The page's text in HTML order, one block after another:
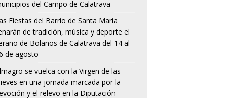
del Campo de Calatrava
Fiestas del Barrio de Santa María
de tradición, música y deporte el
de Bolaños de Calatrava del 14 al
de agosto
se vuelca con la Virgen de las
en una jornada marcada por la
y el relevo en la Diputación